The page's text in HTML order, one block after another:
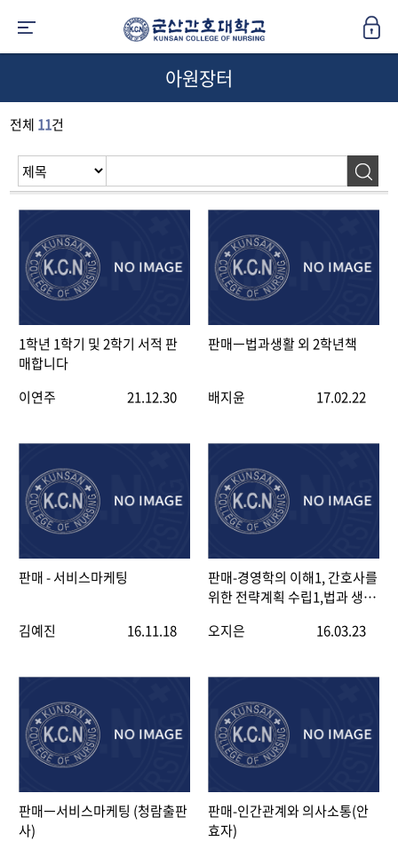
아원장터
전체 11건
1학년 1학기 및 2학기 서적 판
매합니다
이연주
21.12.30
판매ㅡ법과생활 외 2학년책
배지윤 17.02.22
판매 - 서비스마케팅
김예진 16.11.18
판매-경영학의 이해1, 간호사를
위한 전략계획 수립1,법과 생활
오지은 16.03.23
판매ㅡ서비스마케팅 (청람출판
사)
판매-인간관계와 의사소통(안
효자)